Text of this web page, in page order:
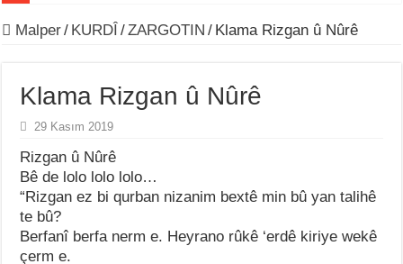
Malper/ KURDÎ /ZARGOTIN / Klama Rizgan û Nûrê
Klama Rizgan û Nûrê
29 Kasım 2019
Rizgan û Nûrê
Bê de lolo lolo lolo…
“Rizgan ez bi qurban nizanim bextê min bû yan talihê
te bû?
Berfanî berfa nerm e. Heyrano rûkê ‘erdê kiriye wekê
çerm e.